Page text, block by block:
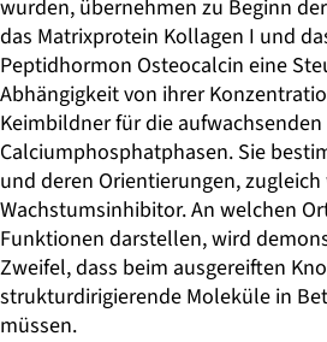
wurden, übernehmen zu Beginn
das Matrixprotein Kollagen I und
Peptidhormon Osteocalcin eine
Abhängigkeit von ihrer
Keimbildner für die aufwachsenden
Calciumphosphatphasen. Sie
und deren Orientierungen,
Wachstumsinhibitor. An welchen
Funktionen darstellen, wird
Zweifel, dass beim ausgereiften
strukturdirigierende Moleküle in
müssen.